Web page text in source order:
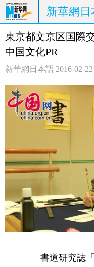
新華網日
ホームページ
観光
中日対訳
東京都文京区国際
中国文化PR
新華網日本語 2016-02-
書道研究誌